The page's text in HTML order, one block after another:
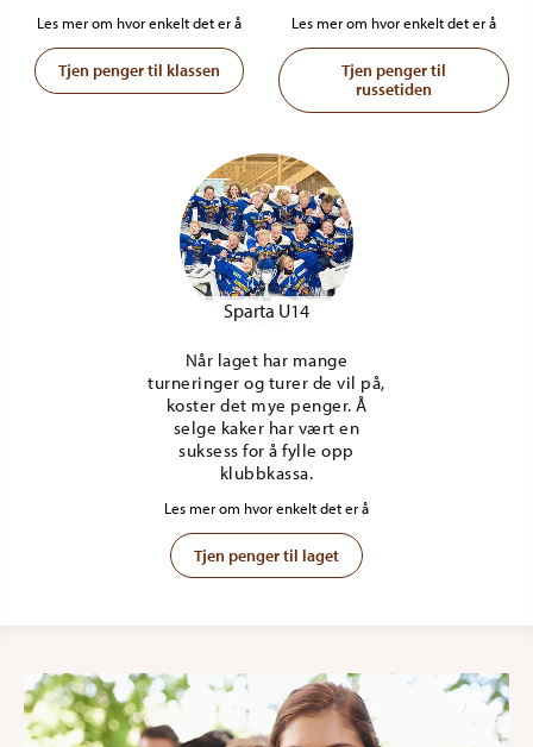
Les mer om hvor enkelt det er å
Tjen penger til klassen
Les mer om hvor enkelt det er å
Tjen penger til
russetiden
Sparta U14
Når laget har mange
turneringer og turer de vil på,
koster det mye penger. Å
selge kaker har vært en
suksess for å fylle opp
klubbkassa.
Les mer om hvor enkelt det er å
Tjen penger til laget